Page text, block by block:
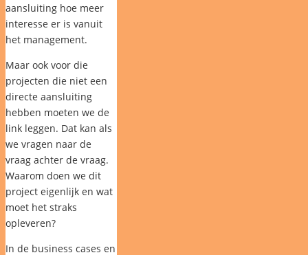
aansluiting hoe meer
interesse er is vanuit
het management.
Maar ook voor die
projecten die niet een
directe aansluiting
hebben moeten we de
link leggen. Dat kan als
we vragen naar de
vraag achter de vraag.
Waarom doen we dit
project eigenlijk en wat
moet het straks
opleveren?
In de business cases en